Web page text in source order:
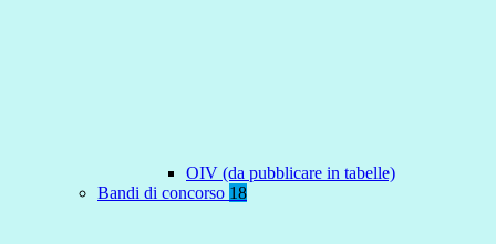
OIV (da pubblicare in tabelle)
Bandi di concorso 18